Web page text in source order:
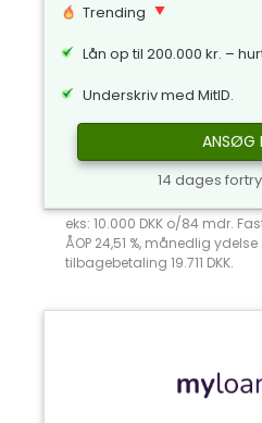
Trending
Lån op til 200.000 kr. –
Underskriv med MitID.
ANSØG
14 dages
eks: 10.000 DKK o/84 mdr.
ÅOP 24,51 %, månedlig ydelse
tilbagebetaling 19.711 DKK.